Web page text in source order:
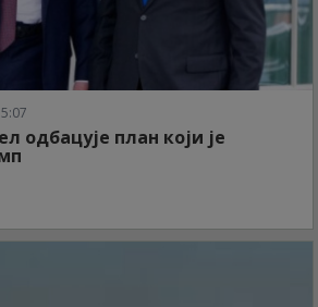
одбацује план који је